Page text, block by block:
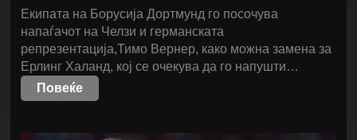
Екипата на Борусија Дортмунд го посочува
напаѓачот на Челзи и германската
репрезентација,Тимо Вернер, како можна замена за
Ерлинг Халанд, кој се очекува да го напушти…
Повеќе